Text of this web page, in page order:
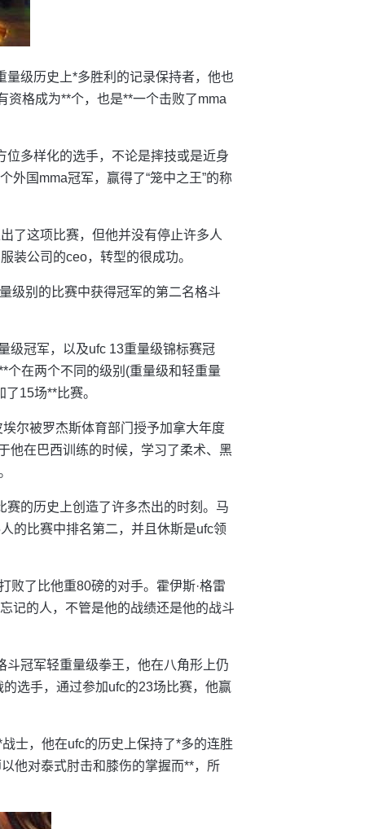
量级历史上*多胜利的记录保持者，他也
资格成为**个，也是**一个击败了mma
位多样化的选手，不论是摔技或是近身
外国mma冠军，赢得了“笼中之王”的称
了这项比赛，但他并没有停止许多人
装公司的ceo，转型的很成功。
级别的比赛中获得冠军的第二名格斗
级冠军，以及ufc 13重量级锦标赛冠
个在两个不同的级别(重量级和轻重量
15场**比赛。
尔被罗杰斯体育部门授予加拿大年度
他在巴西训练的时候，学习了柔术、黑
赛的历史上创造了许多杰出的时刻。马
的比赛中排名第二，并且休斯是ufc领
败了比他重80磅的对手。霍伊斯·格雷
记的人，不管是他的战绩还是他的战斗
斗冠军轻重量级拳王，他在八角形上仍
选手，通过参加ufc的23场比赛，他赢
士，他在ufc的历史上保持了*多的连胜
他对泰式肘击和膝伤的掌握而**，所